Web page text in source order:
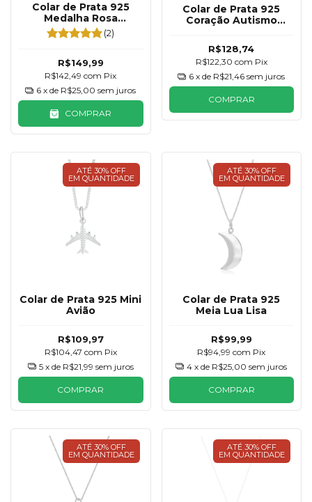
Colar de Prata 925
Medalha Rosa
Desenhada
(2)
R$149,99
R$142,49com Pix
6 x de R$25,00 sem juros
COMPRAR
Colar de Prata 925
Coração Autismo
R$128,74
R$122,30 com Pix
6 x de R$21,46 sem juros
COMPRAR
ATÉ 30% OFF
EM QUANTIDADE
Colar de Prata 925 Mini
Avião
R$109,97
R$104,47 com Pix
5 x de R$21,99 sem juros
COMPRAR
ATÉ 30% OFF
EM QUANTIDADE
Colar de Prata 925
Meia Lua Lisa
R$99,99
R$94,99com Pix
4 x de R$25,00 sem juros
COMPRAR
ATÉ 30% OFF
EM QUANTIDADE
ATÉ 30% OFF
EM QUANTIDADE